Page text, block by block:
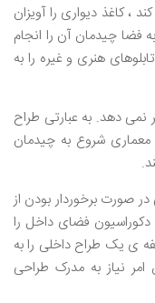
، کاغذ دیواری را آویزان
فضا چیدمان آن را انجام
هنری و غیره را به
نمی دهد. به عبارتی طراح
معماری شروع به چیدمان
صورت برخوردار بودن از
فضای داخل را
ی یک طراح داخلی را به
امر نیاز به مدرک طراحی